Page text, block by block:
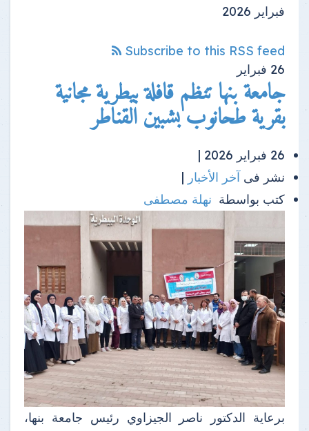
فبراير 2026
Subscribe to this RSS feed
26 فبراير
جامعة بنها تنظم قافلة بيطرية مجانية
بقرية طحانوب بشبين القناطر
26 فبراير 2026 |
نشر فى آخر الأخبار |
كتب بواسطة نهلة مصطفى
برعاية الدكتور ناصر الجيزاوي رئيس جامعة بنها،